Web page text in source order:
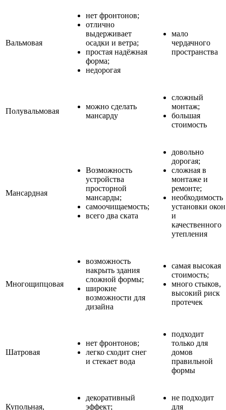
Вальмовая
нет фронтонов;
отлично
выдерживает
осадки и ветра;
простая надёжная
форма;
недорогая
мало
чердачного
пространства
Полувальмовая
можно сделать
мансарду
сложный
монтаж;
большая
стоимость
Мансардная
Возможность
устройства
просторной
мансарды;
самоочищаемость;
всего два ската
довольно
дорогая;
сложная в
монтаже и
ремонте;
необходимость
установки окон
и
качественного
утепления
Многощипцовая
возможность
накрыть здания
сложной формы;
широкие
возможности для
дизайна
самая высокая
стоимость;
много стыков,
высокий риск
протечек
Шатровая
нет фронтонов;
легко сходит снег
и стекает вода
подходит
только для
домов
правильной
формы
Купольная,
декоративный
эффект;
не подходит
для